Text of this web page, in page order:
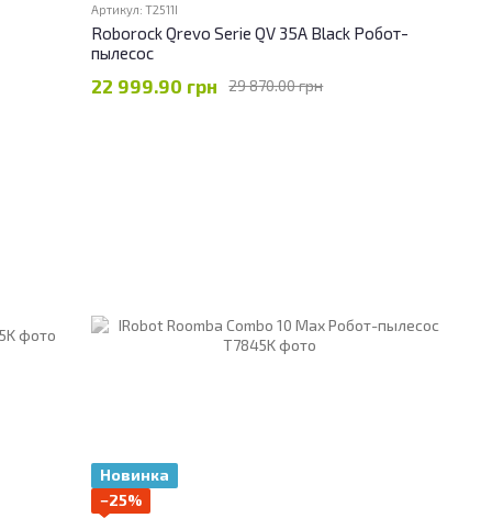
Артикул: T2511I
Roborock Qrevo Serie QV 35A Black Робот-
пылесос
29 870.00 грн
22 999.90 грн
Новинка
−25%